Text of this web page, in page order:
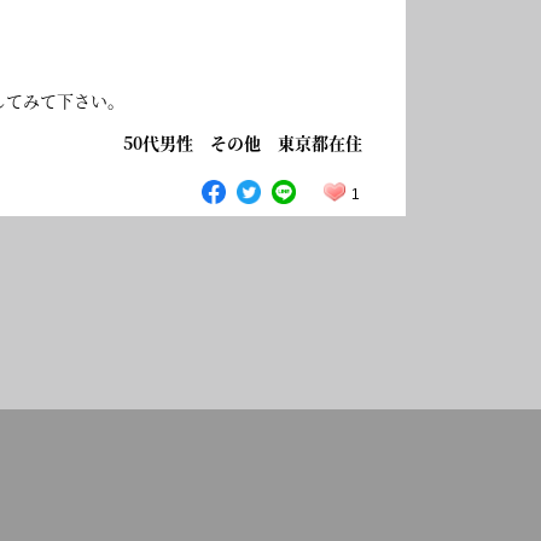
みて下さい。
50代男性 その他 東京都在住
1